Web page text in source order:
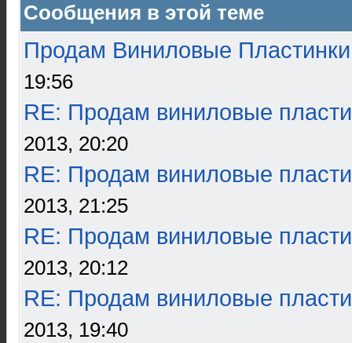
Сообщения в этой теме
Продам Виниловые Пластинки
19:56
RE: Продам виниловые
2013, 20:20
RE: Продам виниловые
2013, 21:25
RE: Продам виниловые
2013, 20:12
RE: Продам виниловые
2013, 19:40